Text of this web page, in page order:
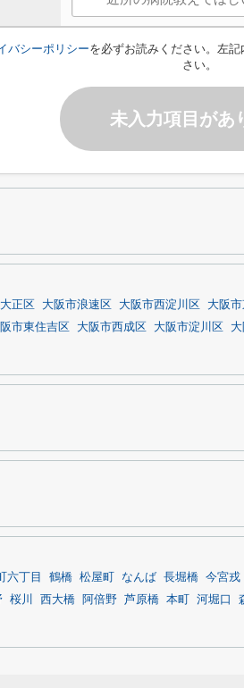
バシーポリシーを必ずお読みください。左
さい。
未入力項目があ
正区 大阪市浪速区 大阪市西淀川区 大阪
市東住吉区 大阪市西成区 大阪市淀川区
六丁目 鶴橋 松屋町 なんば 長堀橋 今宮戎
桜川 西大橋 阿倍野 芦原橋 本町 河堀口